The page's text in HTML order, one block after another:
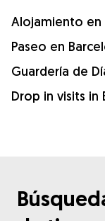
Alojamiento en
Paseo en
Guardería de
Drop in visits in